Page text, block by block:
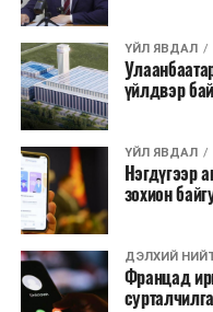
ҮЙЛ ЯВДАЛ
үйлдвэр
ҮЙЛ ЯВДАЛ
Нэгдүгээр
зохион
ДЭЛХИЙ
Францад